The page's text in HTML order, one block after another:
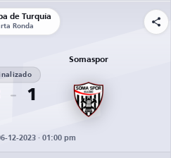
de Turquía
Ronda
1
Somaspor
12-2023 · 01:00 pm